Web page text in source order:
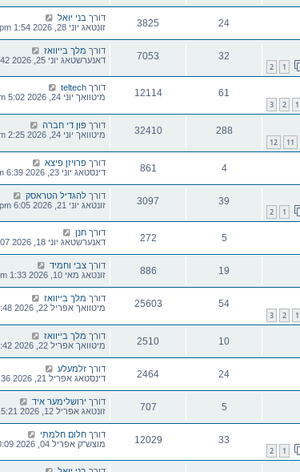
24
3825 דורך בני יואל
זונטאג יוני 28, 2026 1:54 pm
1
2
32
7053 דורך מלך בייוואז
דאנערשטאג יוני 25, 2026 1:42 pm
1
2
3
61
12114 דורך teltech
מיטוואך יוני 24, 2026 5:02 pm
11
12
288
32410 דורך פון די חברה
מיטוואך יוני 24, 2026 2:25 pm
4
861 דורך פרויזן פיצא
דינסטאג יוני 23, 2026 6:39 pm
1
2
39
3097 דורך להגדיל הטראסק
זונטאג יוני 21, 2026 6:05 pm
5
272 דורך חנן
דאנערשטאג יוני 18, 2026 10:07 pm
19
886 דורך צבי וחמיד
זונטאג מאי 10, 2026 1:33 pm
1
2
3
54
25603 דורך מלך בייוואז
מיטוואך אפריל 22, 2026 5:48 pm
10
2510 דורך מלך בייוואז
מיטוואך אפריל 22, 2026 5:42 pm
24
2464 דורך זלמעלע
דינסטאג אפריל 21, 2026 7:36 pm
5
707 דורך ירושלימער איד
זונטאג אפריל 12, 2026 5:21 am
1
2
33
12029 דורך חלום חלמתי
מוצש"ק אפריל 04, 2026 10:09 pm